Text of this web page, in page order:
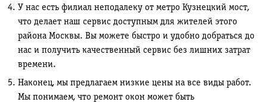
У нас есть филиал неподалеку от метро Кузнецкий мост,
что делает наш сервис доступным для жителей этого
района Москвы. Вы можете быстро и удобно добраться до
нас и получить качественный сервис без лишних затрат
времени.
Наконец, мы предлагаем низкие цены на все виды работ.
Мы понимаем, что ремонт окон может быть